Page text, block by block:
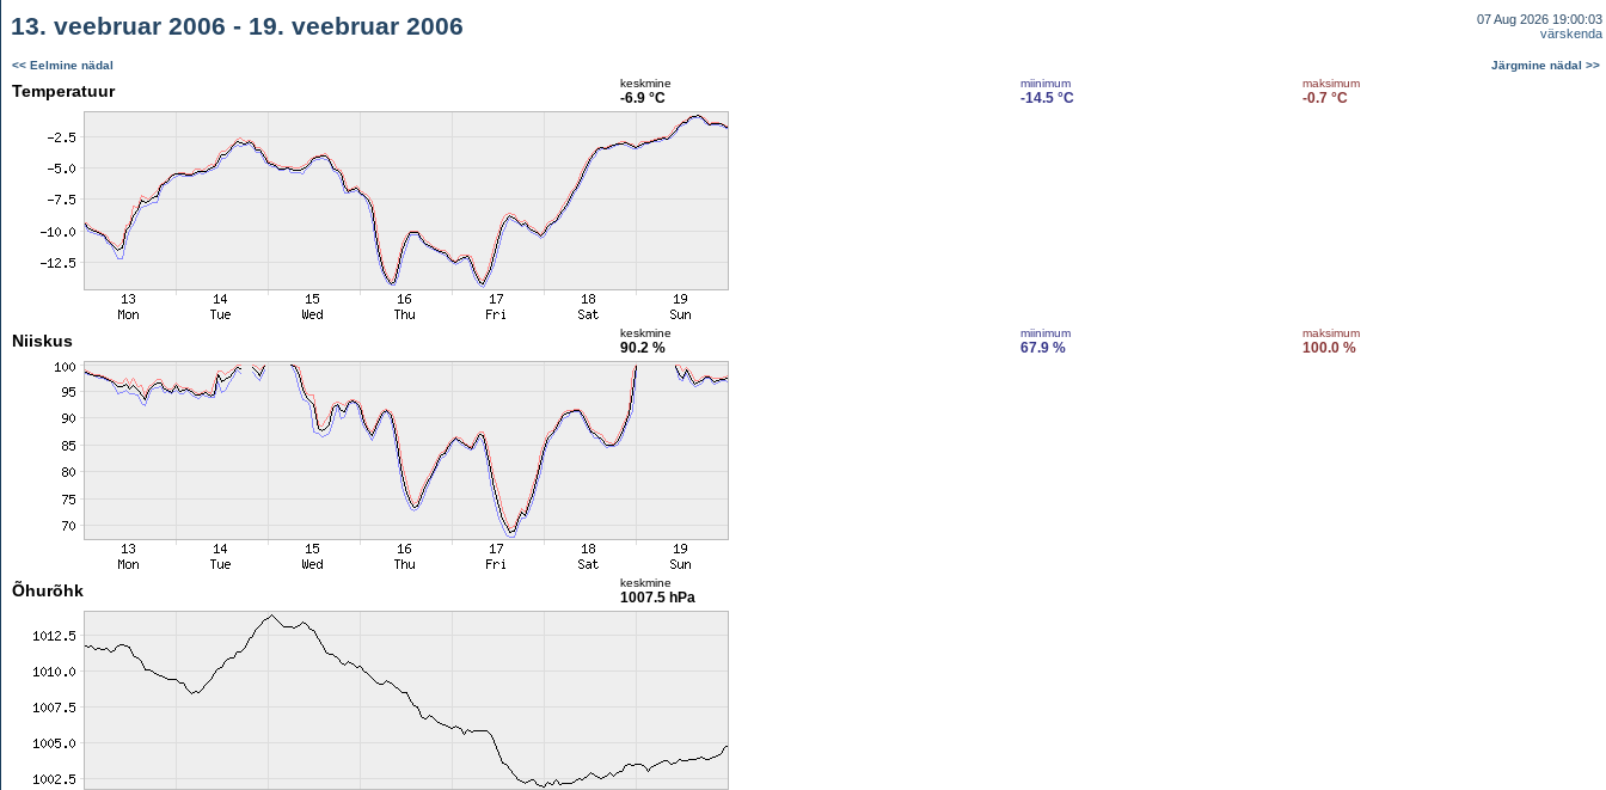
13. veebruar 2006 - 19. veebruar 2006
07 Aug 2026 19:00:03
värskenda
<< Eelmine nädal Järgmine nädal >>
Temperatuur keskmine
-6.9 °C
miinimum
-14.5 °C
maksimum
-0.7 °C
Niiskus keskmine
90.2 %
miinimum
67.9 %
maksimum
100.0 %
Õhurõhk keskmine
1007.5 hPa